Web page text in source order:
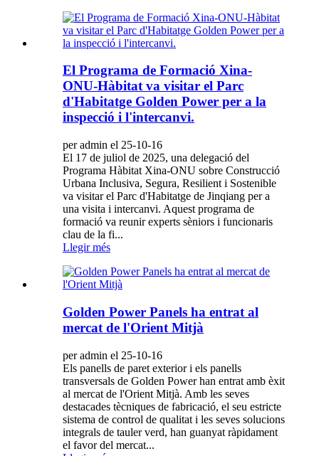
El Programa de Formació Xina-
ONU-Hàbitat va visitar el Parc
d'Habitatge Golden Power per a la
inspecció i l'intercanvi.
per admin el 25-10-16
El 17 de juliol de 2025, una delegació del
Programa Hàbitat Xina-ONU sobre Construcció
Urbana Inclusiva, Segura, Resilient i Sostenible
va visitar el Parc d'Habitatge de Jinqiang per a
una visita i intercanvi. Aquest programa de
formació va reunir experts sèniors i funcionaris
clau de la fi...
Llegir més
Golden Power Panels ha entrat al
mercat de l'Orient Mitjà
per admin el 25-10-16
Els panells de paret exterior i els panells
transversals de Golden Power han entrat amb èxit
al mercat de l'Orient Mitjà. Amb les seves
destacades tècniques de fabricació, el seu estricte
sistema de control de qualitat i les seves solucions
integrals de tauler verd, han guanyat ràpidament
el favor del mercat...